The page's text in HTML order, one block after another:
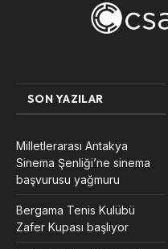
SON YAZILAR
Milletlerarası Antakya
Sinema Şenliği’ne sinema
başvurusu yağmuru
Bergama Tenis Kulübü
Zafer Kupası başlıyor